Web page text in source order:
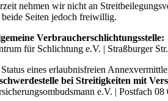
nehmen wir nicht an
Seiten jedoch freiwillig.
Verbraucherschlichtungsstelle:
für Schlichtung e.V. | Straßburger
eines erlaubnisfreien
bei Streitigkeiten mit
e.V. | Postfach